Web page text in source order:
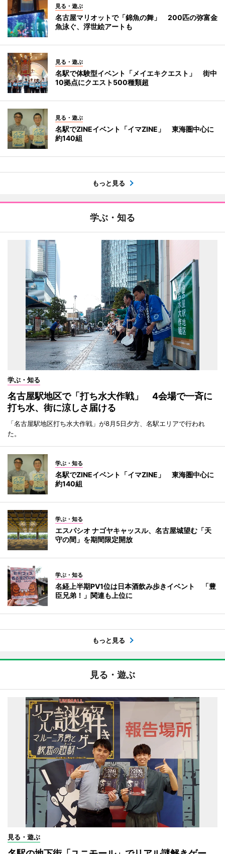
見る・遊ぶ
名古屋マリオットで「錦魚の舞」 200匹の弥富金
魚泳ぐ、浮世絵アートも
見る・遊ぶ
名駅で体験型イベント「メイエキクエスト」 街中
10拠点にクエスト500種類超
見る・遊ぶ
名駅でZINEイベント「イマZINE」 東海圏中心に
約140組
もっと見る
学ぶ・知る
学ぶ・知る
名古屋駅地区で「打ち水大作戦」 4会場で一斉に
打ち水、街に涼しさ届ける
「名古屋駅地区打ち水大作戦」が8月5日夕方、名駅エリアで行われ
た。
学ぶ・知る
名駅でZINEイベント「イマZINE」 東海圏中心に
約140組
学ぶ・知る
エスパシオ ナゴヤキャッスル、名古屋城望む「天
守の間」を期間限定開放
学ぶ・知る
名経上半期PV1位は日本酒飲み歩きイベント 「豊
臣兄弟！」関連も上位に
もっと見る
見る・遊ぶ
見る・遊ぶ